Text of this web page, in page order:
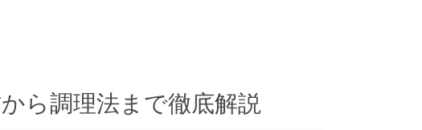
ら調理法まで徹底解説